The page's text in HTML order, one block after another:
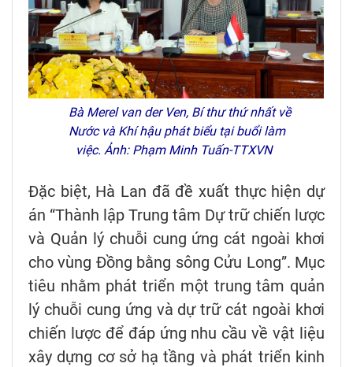
Bà Merel van der Ven, Bí thư thứ nhất về
Nước và Khí hậu phát biểu tại buổi làm
việc. Ảnh: Phạm Minh Tuấn-TTXVN
Đặc biệt, Hà Lan đã đề xuất thực hiện dự
án “Thành lập Trung tâm Dự trữ chiến lược
và Quản lý chuỗi cung ứng cát ngoài khơi
cho vùng Đồng bằng sông Cửu Long”. Mục
tiêu nhằm phát triển một trung tâm quản
lý chuỗi cung ứng và dự trữ cát ngoài khơi
chiến lược để đáp ứng nhu cầu về vật liệu
xây dựng cơ sở hạ tầng và phát triển kinh